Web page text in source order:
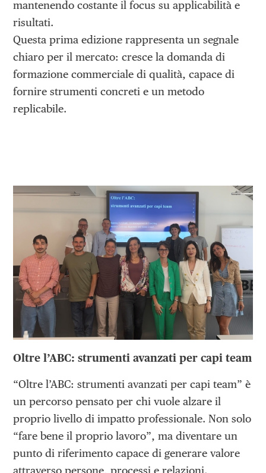
mantenendo costante il focus su applicabilità e
risultati.
Questa prima edizione rappresenta un segnale
chiaro per il mercato: cresce la domanda di
formazione commerciale di qualità, capace di
fornire strumenti concreti e un metodo
replicabile.
Oltre l’ABC: strumenti avanzati per capi team
“Oltre l’ABC: strumenti avanzati per capi team” è
un percorso pensato per chi vuole alzare il
proprio livello di impatto professionale. Non solo
“fare bene il proprio lavoro”, ma diventare un
punto di riferimento capace di generare valore
attraverso persone, processi e relazioni.